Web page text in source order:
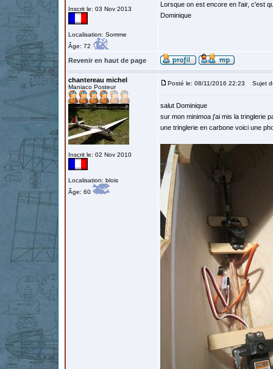
Inscrit le: 03 Nov 2013
Localisation: Somme
Âge: 72
Lorsque on est encore en l'air, c'est
Dominique
Revenir en haut de page
chantereau michel
Maniaco Posteur
Inscrit le: 02 Nov 2010
Localisation: blois
Âge: 60
Posté le: 08/11/2016 22:23 Sujet
salut Dominique
sur mon minimoa j'ai mis la tringlerie
une tringlerie en carbone voici une